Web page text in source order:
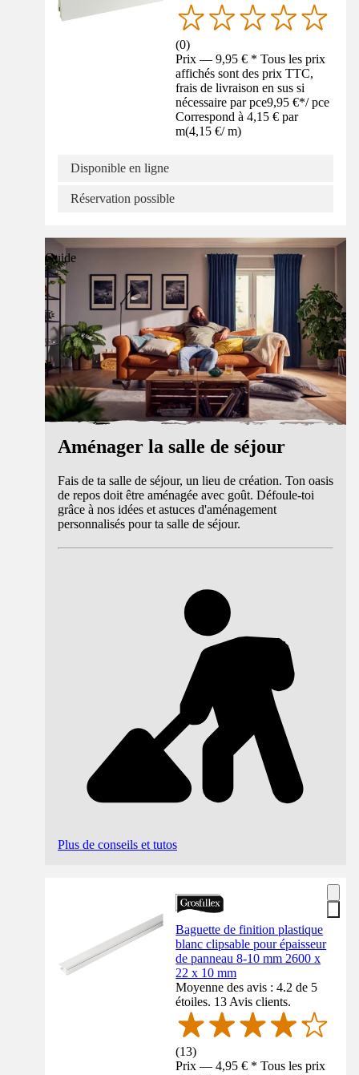
(0)
Prix — 9,95 € * Tous les prix
affichés sont des prix TTC,
frais de livraison en sus si
nécessaire par pce9,95 €*/ pce
Correspond à 4,15 € par
m(4,15 €/ m)
Disponible en ligne
Réservation possible
Guide
Aménager la salle de séjour
Fais de ta salle de séjour, un lieu de création. Ton oasis
de repos doit être aménagée avec goût. Défoule-toi
grâce à nos idées et astuces d'aménagement
personnalisés pour ta salle de séjour.
Plus de conseils et tutos
Baguette de finition plastique
blanc clipsable pour épaisseur
de panneau 8-10 mm 2600 x
22 x 10 mm
Moyenne des avis : 4.2 de 5
étoiles. 13 Avis clients.
(13)
Prix — 4,95 € * Tous les prix